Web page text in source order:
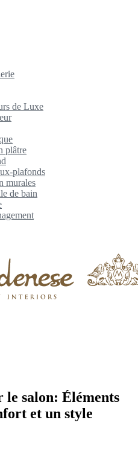
de Luxe
plâtre
plafonds
murales
de bain
salon: Éléments
et un style